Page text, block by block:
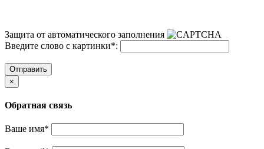
Защита от автоматического заполнения
Введите слово с картинки*:
Отправить
×
Обратная связь
Ваше имя*